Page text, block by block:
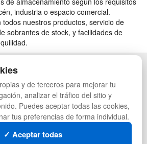
industria o espacio comercial.
nuestros productos, servicio de
sobrantes de stock, y facilidades de
PALETS DE PLÁSTICO
MANUTENCIÓN
GESTIÓN DE RESIDUOS
PALETS
CONTENEDORES DE PLÁSTICO
LIQUIDACIÓN Y SOBRANTES
y de terceros para mejorar tu
analizar el tráfico del sitio y
Puedes aceptar todas las cookies,
tus preferencias de forma individual.
✓ Aceptar todas